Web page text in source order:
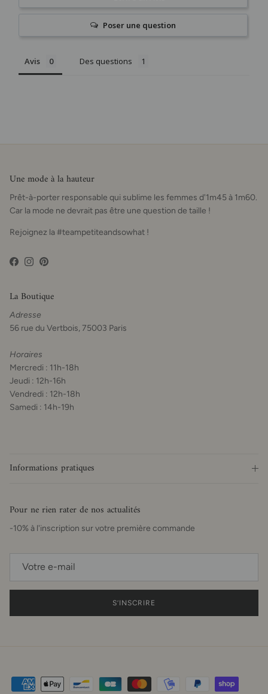
Poser une question
Avis Des questions
Une mode à la hauteur
Prêt-à-porter responsable qui sublime les femmes d'1m45 à 1m60.
Car la mode ne devrait pas être une question de taille !
Rejoignez la #teampetiteandsowhat !
Facebook
Instagram
Pinterest
La Boutique
Adresse
56 rue du Vertbois, 75003 Paris
Horaires
Mercredi : 11h-18h
Jeudi : 12h-16h
Vendredi : 12h-18h
Samedi : 14h-19h
Informations pratiques
Pour ne rien rater de nos actualités
-10% à l'inscription sur votre première commande
S’INSCRIRE